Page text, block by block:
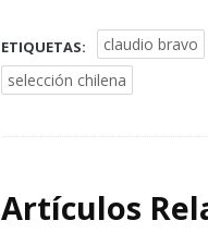
ETIQUETAS: claudio bravo
selección chilena
Artículos